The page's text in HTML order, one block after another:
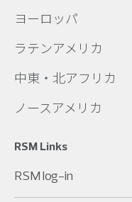
ヨーロッパ
ラテンアメリカ
中東・北アフリカ
ノースアメリカ
RSM Links
RSM log-in